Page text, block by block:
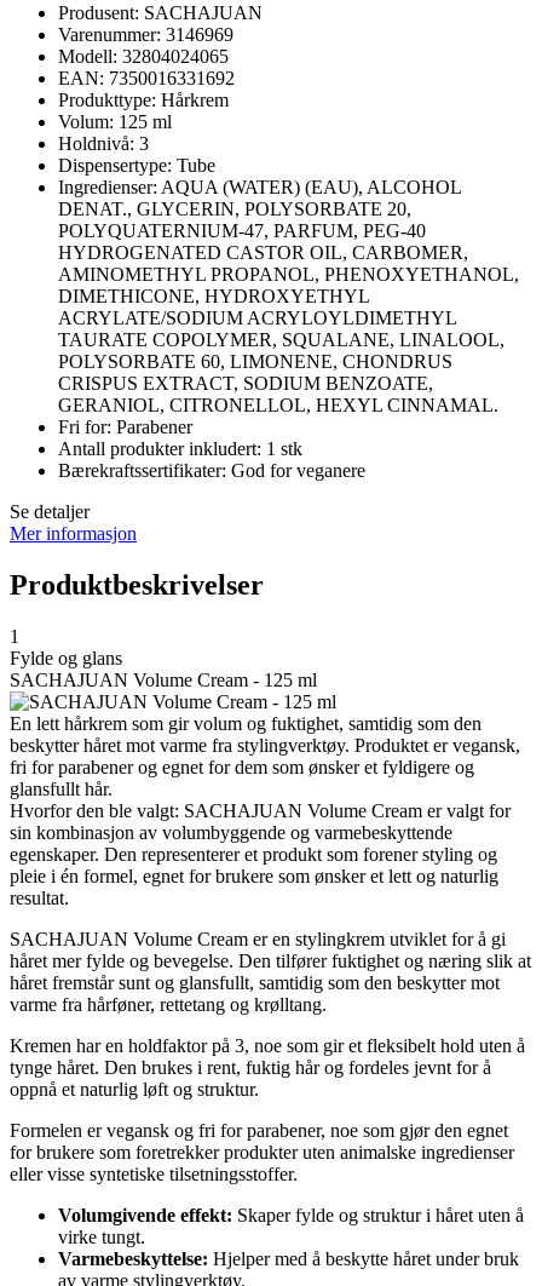
Produsent: SACHAJUAN
Varenummer: 3146969
Modell: 32804024065
EAN: 7350016331692
Produkttype: Hårkrem
Volum: 125 ml
Holdnivå: 3
Dispensertype: Tube
Ingredienser: AQUA (WATER) (EAU), ALCOHOL
DENAT., GLYCERIN, POLYSORBATE 20,
POLYQUATERNIUM-47, PARFUM, PEG-40
HYDROGENATED CASTOR OIL, CARBOMER,
AMINOMETHYL PROPANOL, PHENOXYETHANOL,
DIMETHICONE, HYDROXYETHYL
ACRYLATE/SODIUM ACRYLOYLDIMETHYL
TAURATE COPOLYMER, SQUALANE, LINALOOL,
POLYSORBATE 60, LIMONENE, CHONDRUS
CRISPUS EXTRACT, SODIUM BENZOATE,
GERANIOL, CITRONELLOL, HEXYL CINNAMAL.
Fri for: Parabener
Antall produkter inkludert: 1 stk
Bærekraftssertifikater: God for veganere
Se detaljer
Mer informasjon
Produktbeskrivelser
1
Fylde og glans
SACHAJUAN Volume Cream - 125 ml
En lett hårkrem som gir volum og fuktighet, samtidig som den
beskytter håret mot varme fra stylingverktøy. Produktet er vegansk,
fri for parabener og egnet for dem som ønsker et fyldigere og
glansfullt hår.
Hvorfor den ble valgt: SACHAJUAN Volume Cream er valgt for
sin kombinasjon av volumbyggende og varmebeskyttende
egenskaper. Den representerer et produkt som forener styling og
pleie i én formel, egnet for brukere som ønsker et lett og naturlig
resultat.
SACHAJUAN Volume Cream er en stylingkrem utviklet for å gi
håret mer fylde og bevegelse. Den tilfører fuktighet og næring slik at
håret fremstår sunt og glansfullt, samtidig som den beskytter mot
varme fra hårføner, rettetang og krølltang.
Kremen har en holdfaktor på 3, noe som gir et fleksibelt hold uten å
tynge håret. Den brukes i rent, fuktig hår og fordeles jevnt for å
oppnå et naturlig løft og struktur.
Formelen er vegansk og fri for parabener, noe som gjør den egnet
for brukere som foretrekker produkter uten animalske ingredienser
eller visse syntetiske tilsetningsstoffer.
Volumgivende effekt: Skaper fylde og struktur i håret uten å
virke tungt.
Varmebeskyttelse: Hjelper med å beskytte håret under bruk
av varme stylingverktøy.